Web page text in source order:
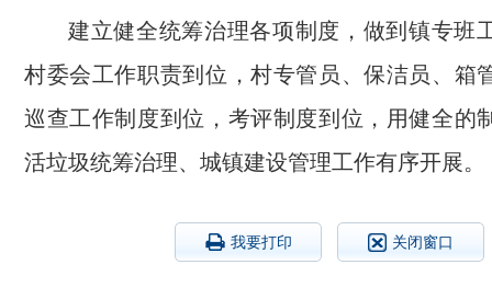
建立健全统筹治理各项制度，做到镇专班
村委会工作职责到位，村专管员、保洁员、箱
巡查工作制度到位，考评制度到位，用健全的
活垃圾统筹治理、城镇建设管理工作有序开展。
我要打印 关闭窗口